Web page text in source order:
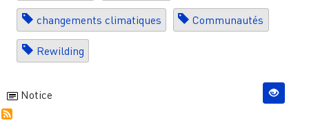
changements climatiques Communautés
Rewilding
Notice